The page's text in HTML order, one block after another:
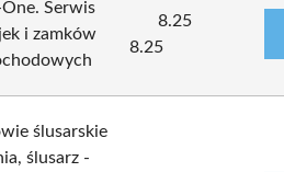
Serwis
i zamków
8.25
8.25
ślusarskie
ślusarz -